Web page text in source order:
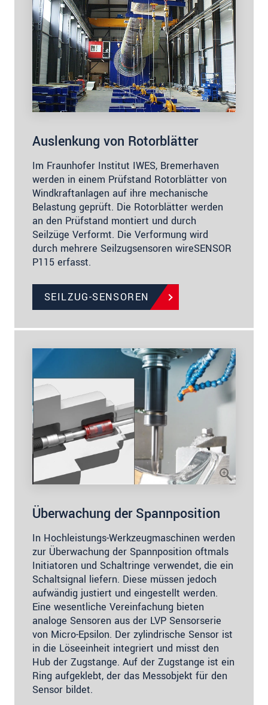
Auslenkung von Rotorblätter
Im Fraunhofer Institut IWES, Bremerhaven
werden in einem Prüfstand Rotorblätter von
Windkraftanlagen auf ihre mechanische
Belastung geprüft. Die Rotorblätter werden
an den Prüfstand montiert und durch
Seilzüge Verformt. Die Verformung wird
durch mehrere Seilzugsensoren wireSENSOR
P115 erfasst.
SEILZUG-SENSOREN
Überwachung der Spannposition
In Hochleistungs-Werkzeugmaschinen werden
zur Überwachung der Spannposition oftmals
Initiatoren und Schaltringe verwendet, die ein
Schaltsignal liefern. Diese müssen jedoch
aufwändig justiert und eingestellt werden.
Eine wesentliche Vereinfachung bieten
analoge Sensoren aus der LVP Sensorserie
von Micro-Epsilon. Der zylindrische Sensor ist
in die Löseeinheit integriert und misst den
Hub der Zugstange. Auf der Zugstange ist ein
Ring aufgeklebt, der das Messobjekt für den
Sensor bildet.